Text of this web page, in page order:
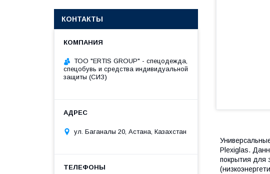
Plexiglas.
покрытия для
КОНТАКТЫ
ТОО "ERTIS GROUP" - спецодежда,
спецобувь и средства индивидуальной
защиты (СИЗ)
ул. Баганалы 20, Астана, Казахстан